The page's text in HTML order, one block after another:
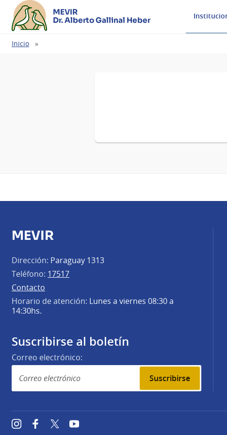
MEVIR
Dr. Alberto Gallinal Heber
Ruta
Inicio
MEVIR
Dirección: Paraguay 1313
Teléfono: 17517
Contacto
Horario de atención: Lunes a viernes 08:30 a
14:30hs.
Suscribirse al boletín
Correo electrónico:
Suscribirse
InstagramFacebookTwitterYouTube